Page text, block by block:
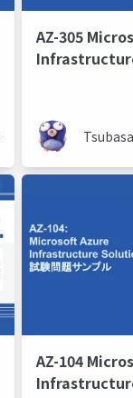
AZ-305
AZ-104